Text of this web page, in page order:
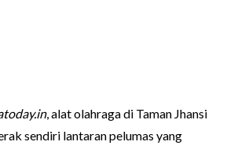
, alat olahraga di Taman Jhansi
sendiri lantaran pelumas yang